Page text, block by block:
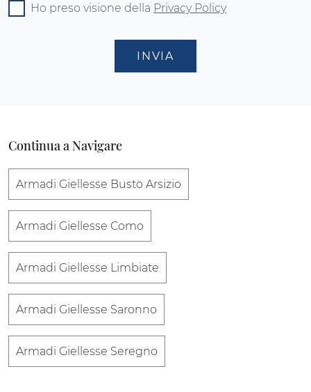
Ho preso visione della Privacy Policy
INVIA
Continua a Navigare
Armadi Giellesse Busto Arsizio
Armadi Giellesse Como
Armadi Giellesse Limbiate
Armadi Giellesse Saronno
Armadi Giellesse Seregno